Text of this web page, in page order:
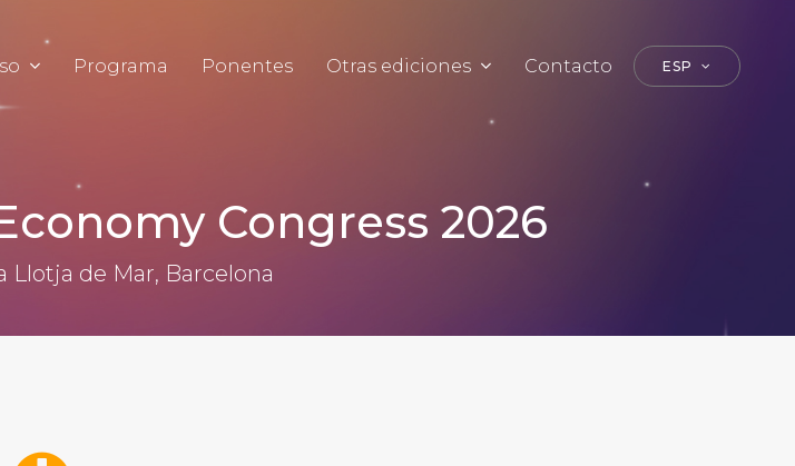
Programa Ponentes Otras ediciones Contacto ESP
Congress 2026
Llotja de Mar, Barcelona